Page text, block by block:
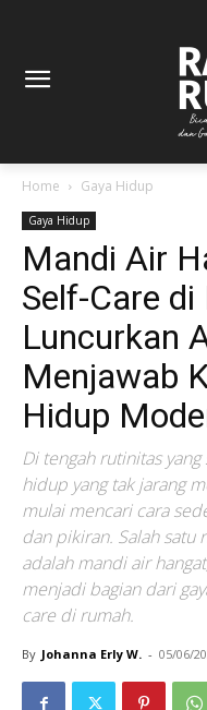
Home Gaya Hidup
Gaya Hidup
Mandi Air
Self-Care
Luncurkan
Menjawab
Hidup
Di tengah rutinitas
hidup yang tak jarang
mulai mencari cara
dan pikiran. Salah satu
adalah mandi air
menjadi bagian dari
care di rumah.
By Johanna Erly W. - 05/06/